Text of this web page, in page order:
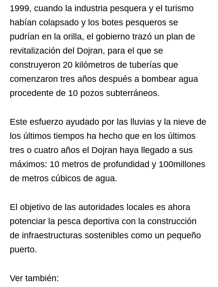
1999, cuando la industria pesquera y el turismo
habían colapsado y los botes pesqueros se
pudrían en la orilla, el gobierno trazó un plan de
revitalización del Dojran, para el que se
construyeron 20 kilómetros de tuberías que
comenzaron tres años después a bombear agua
procedente de 10 pozos subterráneos.
Este esfuerzo ayudado por las lluvias y la nieve de
los últimos tiempos ha hecho que en los últimos
tres o cuatro años el Dojran haya llegado a sus
máximos: 10 metros de profundidad y 100millones
de metros cúbicos de agua.
El objetivo de las autoridades locales es ahora
potenciar la pesca deportiva con la construcción
de infraestructuras sostenibles como un pequeño
puerto.
Ver también: